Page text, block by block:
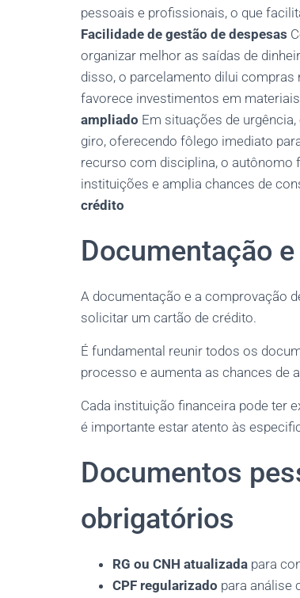
pessoais e profissionais, o que
Facilidade de gestão de despesas
organizar melhor as saídas de
disso, o parcelamento dilui
favorece investimentos em
ampliado Em situações de
giro, oferecendo fôlego imediato
recurso com disciplina, o
instituições e amplia chances de
crédito
Documentação
A documentação e a comprovação
solicitar um cartão de crédito.
É fundamental reunir todos os
processo e aumenta as chances de
Cada instituição financeira pode ter
é importante estar atento às
Documentos
obrigatórios
RG ou CNH atualizada para
CPF regularizado para análise